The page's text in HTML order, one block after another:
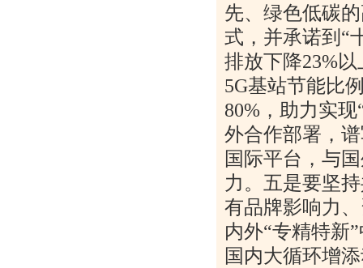
先、绿色低碳
式，并承诺到“
排放下降23%
5G基站节能比
80% ，助力实
外合作部署，
国际平台，与
力。五是要坚
有品牌影响力
内外“专精特新
国内大循环增